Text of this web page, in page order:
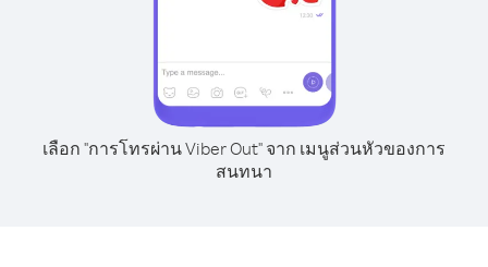
เลือก "การโทรผ่าน Viber Out" จาก เมนูส่วนหัวของการ
สนทนา